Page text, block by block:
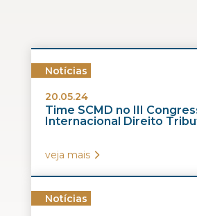
Notícias
20.05.24
Time SCMD no III
Internacional Direito
veja mais
Notícias